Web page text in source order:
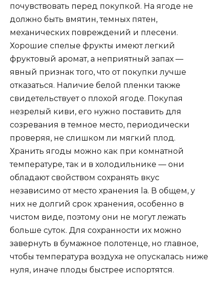
почувствовать перед покупкой. На ягоде не
должно быть вмятин, темных пятен,
механических повреждений и плесени.
Хорошие спелые фрукты имеют легкий
фруктовый аромат, а неприятный запах —
явный признак того, что от покупки лучше
отказаться. Наличие белой пленки также
свидетельствует о плохой ягоде. Покупая
незрелый киви, его нужно поставить для
созревания в темное место, периодически
проверяя, не слишком ли мягкий плод.
Хранить ягоды можно как при комнатной
температуре, так и в холодильнике — они
обладают свойством сохранять вкус
независимо от место хранения la. В общем, у
них не долгий срок хранения, особенно в
чистом виде, поэтому они не могут лежать
больше суток. Для сохранности их можно
завернуть в бумажное полотенце, но главное,
чтобы температура воздуха не опускалась ниже
нуля, иначе плоды быстрее испортятся.